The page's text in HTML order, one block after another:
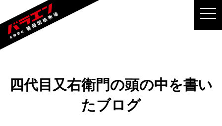
四代目又右衛門の頭の中を書い
たブログ